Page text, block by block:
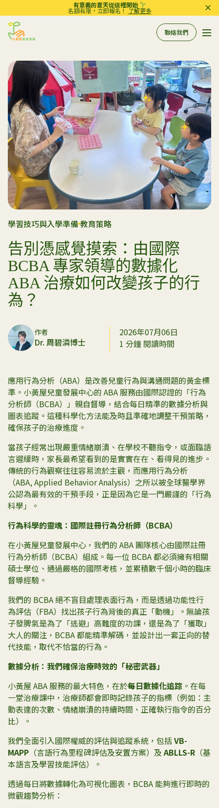
有意義的夏天從這裡開始
名額有限，立即報名！了解更多
Sprout in Motion 聯絡我們
關於我們
所有服務
服務
評估
到校支援服務
常規工作坊
相關資訊
參考資料
學習技巧與入學準備教育策略
告別憑感覺摸索：由國際
BCBA 專家領導的數據化
ABA 治療如何改變孩子的行
為？
作者
Dr. 周碧潾博士
2026年07月06日
1 分鐘 閱讀時間
應用行為分析（ABA）是改善兒童行為與溝通問題的黃金標
準。小黃屋兒童發展中心的 ABA 服務由國際認證的「行為
分析師（BCBA）」親自督導，結合每日精準的數據分析與
圖表追蹤。這種科學化方法能及時且準確地調整干預策略，
確保孩子的治療進度。
當孩子經常出現嚴重情緒崩潰、在學校不聽指令，或面臨語
言遲緩時，家長最希望看到的是實實在在、看得見的進步。
傳統的行為觀察往往容易流於主觀，而應用行為分析
（ABA, Applied Behavior Analysis）之所以被全球醫學界
公認為最有效的干預手段，正是因為它是一門嚴謹的「行為
科學」。
行為科學的靈魂：國際註冊行為分析師（BCBA）
在小黃屋兒童發展中心，我們的 ABA 團隊核心由國際註冊
行為分析師（BCBA）組成。每一位 BCBA 都必須擁有相關
碩士學位、通過嚴格的國際考核，並累積數千個小時的臨床
督導經驗。
我們的 BCBA 絕不盲目處理表面行為，而是透過功能性行
為評估（FBA）找出孩子行為背後的真正「動機」。無論孩
子發脾氣是為了「逃避」高難度的功課，還是為了「獲取」
大人的關注，BCBA 都能精準解碼，並設計出一套正向的替
代技能，取代不恰當的行為。
數據分析：我們確保治療時效的「秘密武器」
小黃屋 ABA 服務的最大特色，在於每日數據化追踪 。在每
一堂治療課中，治療師都會即時記錄孩子的指標（例如：主
動表達的次數、情緒崩潰的持續時間、正確執行指令的百分
比）。
我們全面引入國際權威的評估與追蹤系統，包括VB-
MAPP （言語行為里程碑評估及安置方案）及 ABLLS-R （基
本語言及學習技能評估）。
透過每日將數據轉化為可視化圖表，BCBA 能夠進行即時的
微觀趨勢分析：